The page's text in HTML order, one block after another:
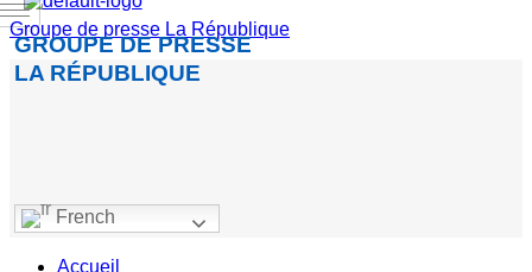
Groupe de presse La République
GROUPE DE PRESSE
LA RÉPUBLIQUE
French
Accueil